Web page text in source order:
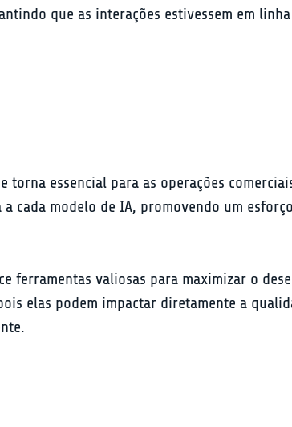
que as interações estivessem em
essencial para as operações
cada modelo de IA, promovendo um
ferramentas valiosas para maximizar o
elas podem impactar diretamente a